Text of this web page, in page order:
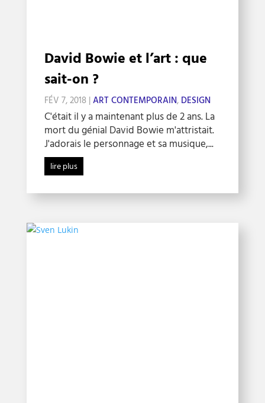
David Bowie et l’art : que
sait-on ?
FÉV 7, 2018 |ART CONTEMPORAIN, DESIGN
C'était il y a maintenant plus de 2 ans. La
mort du génial David Bowie m'attristait.
J'adorais le personnage et sa musique,...
lire plus